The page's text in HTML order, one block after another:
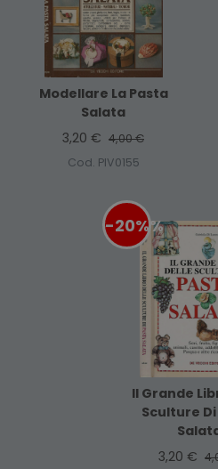
Modellare La Pasta
Salata
3,20 € 4,00 €
Cod. PIV0155
-20%%
Il Grande
Sculture
3,20 €